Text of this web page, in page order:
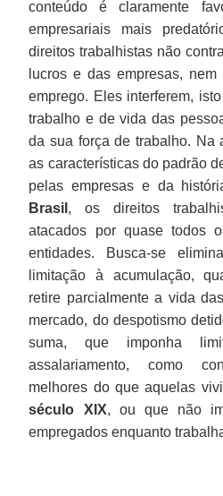
conteúdo é claramente
empresariais mais
direitos trabalhistas não
lucros e das empresas,
emprego. Eles interferem,
trabalho e de vida das
da sua força de trabalho. Na
as características do padrão
pelas empresas e da
Brasil , os direitos
atacados por quase todos
entidades. Busca-se
limitação à acumulação,
retire parcialmente a vida
mercado, do despotismo
suma, que imponha
assalariamento, como
melhores do que aquelas
século XIX, ou que não
empregados enquanto